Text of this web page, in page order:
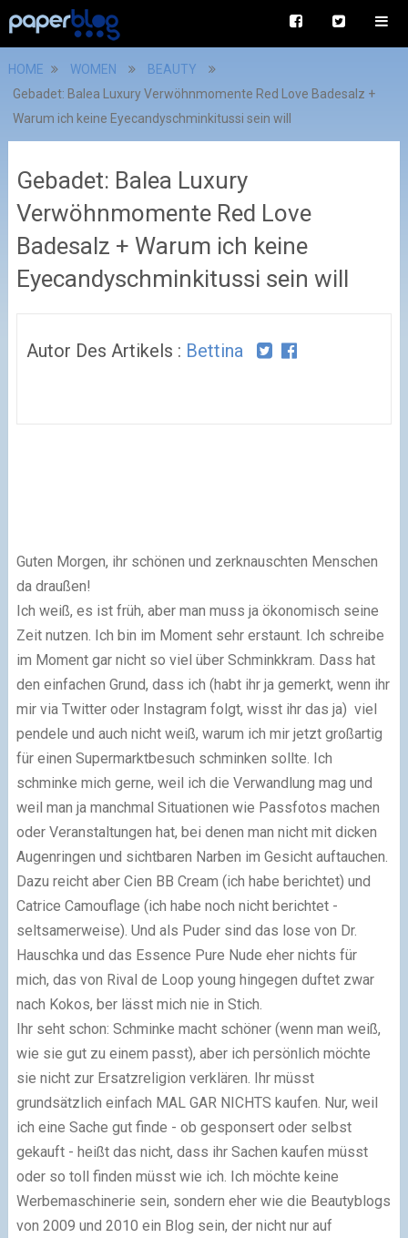
HOME WOMEN
BEAUTY
Gebadet: Balea Luxury Verwöhnmomente Red Love Badesalz +
Warum ich keine Eyecandyschminkitussi sein will
Gebadet: Balea Luxury
Verwöhnmomente Red Love
Badesalz + Warum ich keine
Eyecandyschminkitussi sein will
Autor Des Artikels : Bettina
Guten Morgen, ihr schönen und zerknauschten Menschen
da draußen!
Ich weiß, es ist früh, aber man muss ja ökonomisch seine
Zeit nutzen. Ich bin im Moment sehr erstaunt. Ich schreibe
im Moment gar nicht so viel über Schminkkram. Dass hat
den einfachen Grund, dass ich (habt ihr ja gemerkt, wenn ihr
mir via Twitter oder Instagram folgt, wisst ihr das ja) viel
pendele und auch nicht weiß, warum ich mir jetzt großartig
für einen Supermarktbesuch schminken sollte. Ich
schminke mich gerne, weil ich die Verwandlung mag und
weil man ja manchmal Situationen wie Passfotos machen
oder Veranstaltungen hat, bei denen man nicht mit dicken
Augenringen und sichtbaren Narben im Gesicht auftauchen.
Dazu reicht aber Cien BB Cream (ich habe berichtet) und
Catrice Camouflage (ich habe noch nicht berichtet -
seltsamerweise). Und als Puder sind das lose von Dr.
Hauschka und das Essence Pure Nude eher nichts für
mich, das von Rival de Loop young hingegen duftet zwar
nach Kokos, ber lässt mich nie in Stich.
Ihr seht schon: Schminke macht schöner (wenn man weiß,
wie sie gut zu einem passt), aber ich persönlich möchte
sie nicht zur Ersatzreligion verklären. Ihr müsst
grundsätzlich einfach MAL GAR NICHTS kaufen. Nur, weil
ich eine Sache gut finde - ob gesponsert oder selbst
gekauft - heißt das nicht, dass ihr Sachen kaufen müsst
oder so toll finden müsst wie ich. Ich möchte keine
Werbemaschinerie sein, sondern eher wie die Beautyblogs
von 2009 und 2010 ein Blog sein, der nicht nur auf